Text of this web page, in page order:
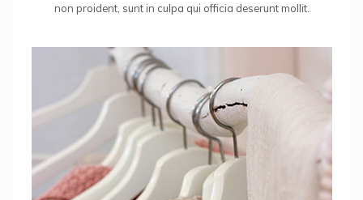
non proident, sunt in culpa qui officia deserunt mollit.